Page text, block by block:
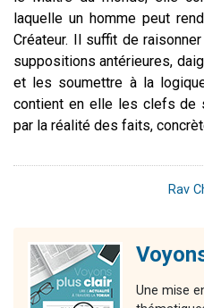
laquelle un homme peut
Créateur. Il suffit de
suppositions antérieures,
et les soumettre à la
contient en elle les clefs de
par la réalité des faits,
Rav
Une mise